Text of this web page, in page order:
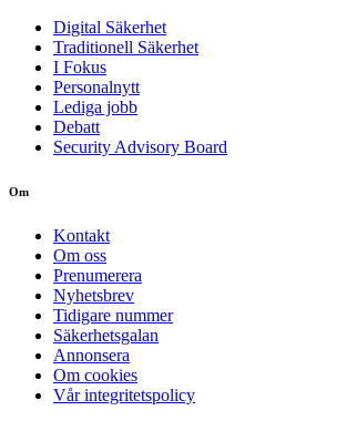
Digital Säkerhet
Traditionell Säkerhet
I Fokus
Personalnytt
Lediga jobb
Debatt
Security Advisory Board
Om
Kontakt
Om oss
Prenumerera
Nyhetsbrev
Tidigare nummer
Säkerhetsgalan
Annonsera
Om cookies
Vår integritetspolicy